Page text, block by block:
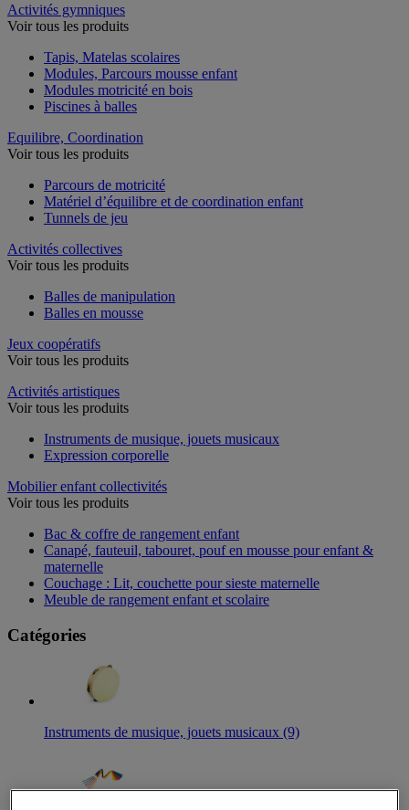
Activités gymniques
Voir tous les produits
Tapis, Matelas scolaires
Modules, Parcours mousse enfant
Modules motricité en bois
Piscines à balles
Equilibre, Coordination
Voir tous les produits
Parcours de motricité
Matériel d’équilibre et de coordination enfant
Tunnels de jeu
Activités collectives
Voir tous les produits
Balles de manipulation
Balles en mousse
Jeux coopératifs
Voir tous les produits
Activités artistiques
Voir tous les produits
Instruments de musique, jouets musicaux
Expression corporelle
Mobilier enfant collectivités
Voir tous les produits
Bac & coffre de rangement enfant​
Canapé, fauteuil, tabouret, pouf en mousse pour enfant &
maternelle
Couchage : Lit, couchette pour sieste maternelle​
Meuble de rangement enfant et scolaire
Catégories
Instruments de musique, jouets musicaux (9)